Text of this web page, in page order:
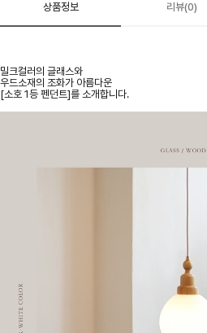
상품정보 리뷰(0)
밀크컬러의 글래스와
우드소재의 조화가 아름다운
[소호 1등 펜던트]를 소개합니다.